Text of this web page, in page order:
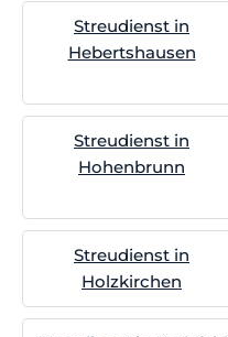
Streudienst in
Hebertshausen
Streudienst in
Hohenbrunn
Streudienst in
Holzkirchen